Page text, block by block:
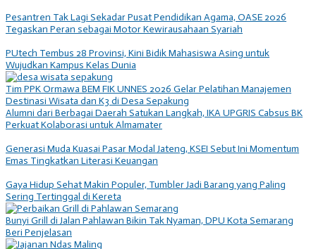
Pesantren Tak Lagi Sekadar Pusat Pendidikan Agama, OASE 2026
Tegaskan Peran sebagai Motor Kewirausahaan Syariah
PUtech Tembus 28 Provinsi, Kini Bidik Mahasiswa Asing untuk
Wujudkan Kampus Kelas Dunia
Tim PPK Ormawa BEM FIK UNNES 2026 Gelar Pelatihan Manajemen
Destinasi Wisata dan K3 di Desa Sepakung
Alumni dari Berbagai Daerah Satukan Langkah, IKA UPGRIS Cabsus BK
Perkuat Kolaborasi untuk Almamater
Generasi Muda Kuasai Pasar Modal Jateng, KSEI Sebut Ini Momentum
Emas Tingkatkan Literasi Keuangan
Gaya Hidup Sehat Makin Populer, Tumbler Jadi Barang yang Paling
Sering Tertinggal di Kereta
Bunyi Grill di Jalan Pahlawan Bikin Tak Nyaman, DPU Kota Semarang
Beri Penjelasan